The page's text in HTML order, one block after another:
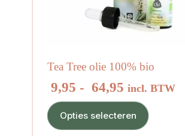
Tea Tree olie 100% bio
9,95 - 64,95Prijsklasse:
€ 9,95
tot
€ 64,95
incl. BTW
Opties selecteren
product